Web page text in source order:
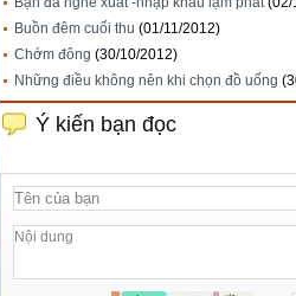
Buồn đêm cuối thu (01/11/2012)
Chớm đông (30/10/2012)
Những điều không nên khi chọn đồ uống
Ý kiến bạn đọc